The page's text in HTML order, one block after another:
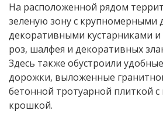
На расположенной рядом
зеленую зону с крупномерными
декоративными кустарниками
роз, шалфея и декоративных
Здесь также обустроили
дорожки, выложенные
бетонной тротуарной плиткой с
крошкой.